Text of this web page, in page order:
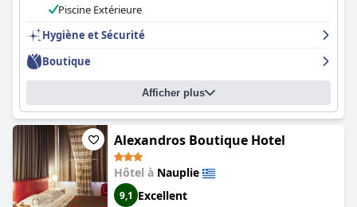
le considèrent comme le meilleur petit déjeuner qu'ils aient
bien entretenus et offrent un moment de détente agréable.
paisible, idéal pour ceux qui recherchent un endroit plus isolé et
plus calme.
Piscine Extérieure
Hygiène et Sécurité
Boutique
Afficher plus
Alexandros Boutique Hotel
Hôtel à Nauplie
9,1 Excellent